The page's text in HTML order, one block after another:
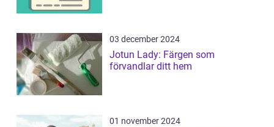
03 december 2024
Jotun Lady: Färgen som
förvandlar ditt hem
01 november 2024